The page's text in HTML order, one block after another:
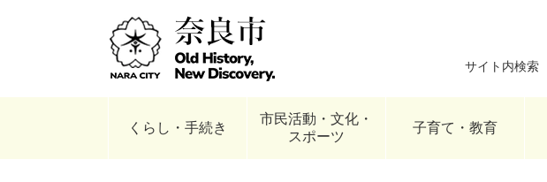
サイト内検索
くらし・手続き
市民活動・文化・
スポーツ
子育て・教育